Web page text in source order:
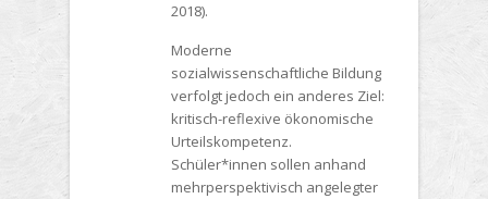
2018).
Moderne
sozialwissenschaftliche Bildung
verfolgt jedoch ein anderes Ziel:
kritisch-reflexive ökonomische
Urteilskompetenz.
Schüler*innen sollen anhand
mehrperspektivisch angelegter